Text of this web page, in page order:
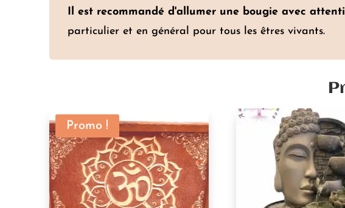
Il est recommandé d'allumer une bougie avec
particulier et en général pour tous les êtres vivants.
Promo !